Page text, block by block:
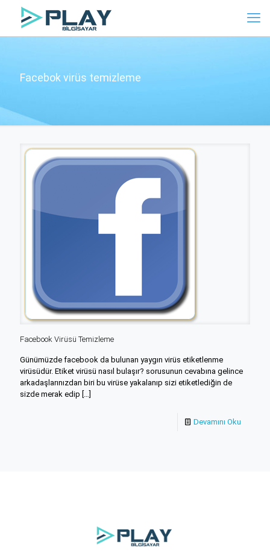
Facebok virüs temizleme
Facebook Virüsü Temizleme
Günümüzde facebook da bulunan yaygın virüs etiketlenme
virüsüdür. Etiket virüsü nasıl bulaşır? sorusunun cevabına gelince
arkadaşlarınızdan biri bu virüse yakalanıp sizi etiketlediğin de
sizde merak edip
Devamını Oku